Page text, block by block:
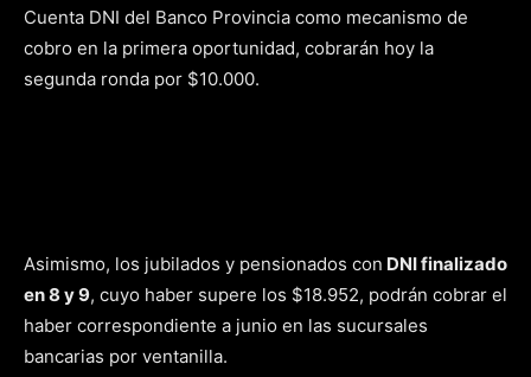
Cuenta DNI del Banco Provincia como mecanismo de
cobro en la primera oportunidad, cobrarán hoy la
segunda ronda por $10.000.
Asimismo, los jubilados y pensionados con DNI finalizado
en 8 y 9, cuyo haber supere los $18.952, podrán cobrar el
haber correspondiente a junio en las sucursales
bancarias por ventanilla.